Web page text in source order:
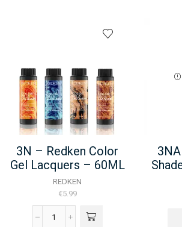
3N – Redken Color
Gel Lacquers – 60ML
REDKEN
€5.99
3N